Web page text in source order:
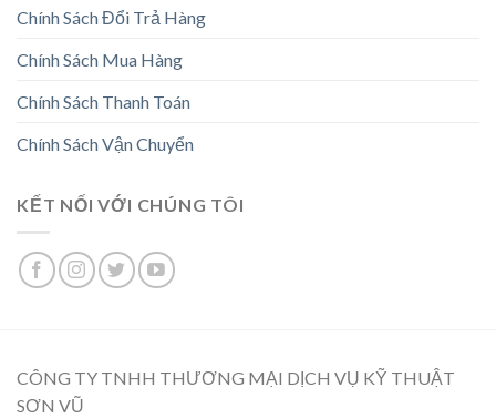
Chính Sách Đổi Trả Hàng
Chính Sách Mua Hàng
Chính Sách Thanh Toán
Chính Sách Vận Chuyển
KẾT NỐI VỚI CHÚNG TÔI
CÔNG TY TNHH THƯƠNG MẠI DỊCH VỤ KỸ THUẬT
SƠN VŨ